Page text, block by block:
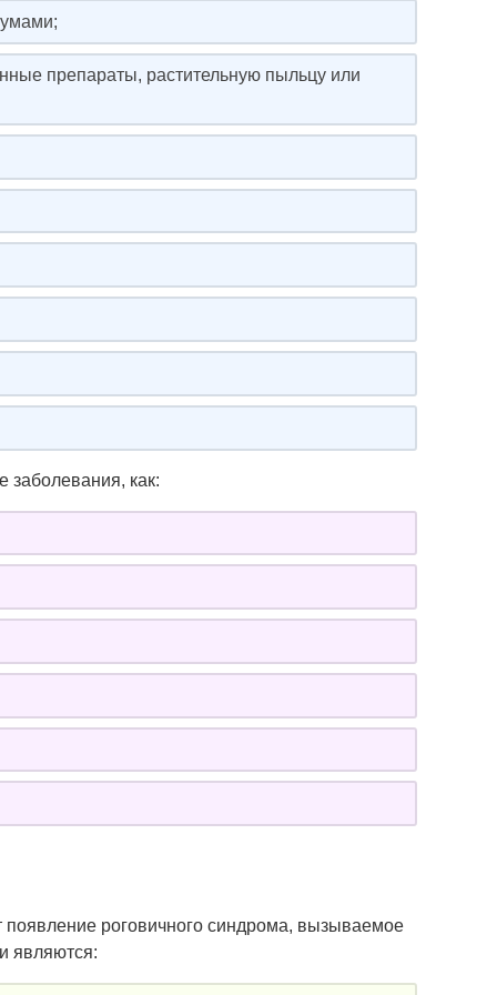
препараты, растительную пыльцу или
заболевания, как:
появление роговичного синдрома, вызываемое
являются: